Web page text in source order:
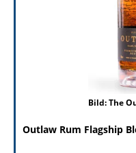
Bild: The
Outlaw Rum Flagship